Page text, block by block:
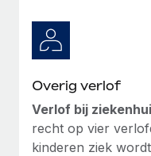
Overig verlof
Verlof bij
recht op vier
kinderen ziek